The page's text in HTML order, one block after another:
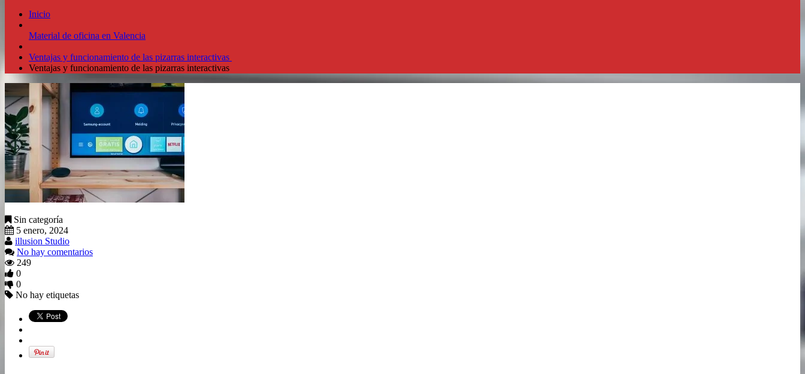
Inicio
Material de oficina en Valencia
Ventajas y funcionamiento de las pizarras interactivas
Ventajas y funcionamiento de las pizarras interactivas
Sin categoría
5 enero, 2024
illusion Studio
No hay comentarios
249
0
0
No hay etiquetas